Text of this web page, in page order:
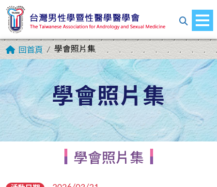
回首頁 學會照片集
學會照片集
學會照片集